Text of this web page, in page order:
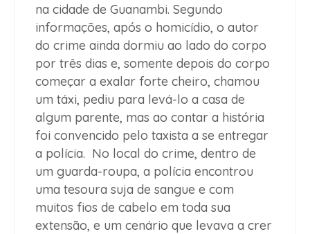
na cidade de Guanambi. Segundo
informações, após o homicídio, o autor
do crime ainda dormiu ao lado do corpo
por três dias e, somente depois do corpo
começar a exalar forte cheiro, chamou
um táxi, pediu para levá-lo a casa de
algum parente, mas ao contar a história
foi convencido pelo taxista a se entregar
a polícia. No local do crime, dentro de
um guarda-roupa, a polícia encontrou
uma tesoura suja de sangue e com
muitos fios de cabelo em toda sua
extensão, e um cenário que levava a crer